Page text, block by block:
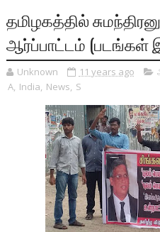
தமிழகத்தில்
ஆர்ப்பாட்டம் (படங்கள்
Unknown 11 years ago
A, India, News, S